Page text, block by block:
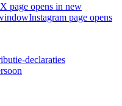
X page opens in new
Instagram page opens
declaraties